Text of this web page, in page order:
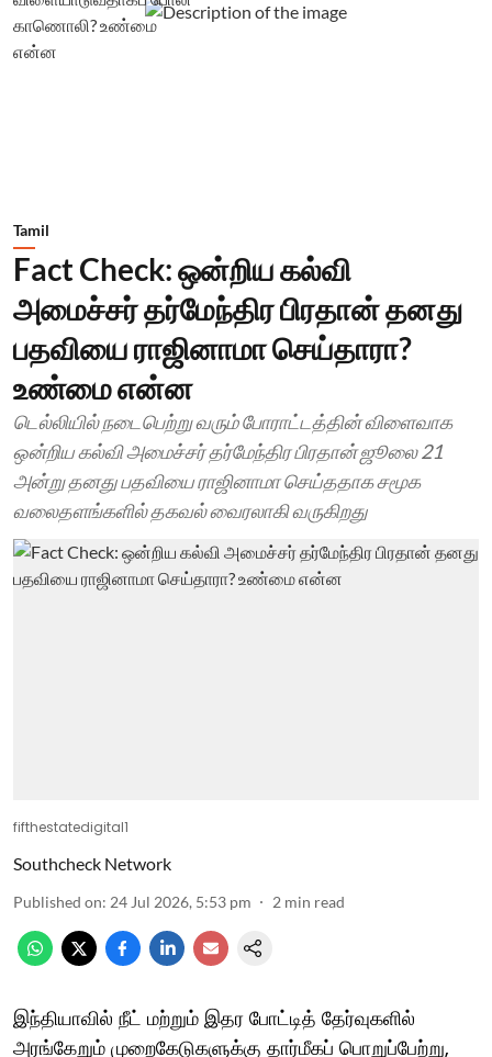
Tamil
Fact Check: ஒன்றிய கல்வி
அமைச்சர் தர்மேந்திர பிரதான் தனது
பதவியை ராஜினாமா செய்தாரா?
உண்மை என்ன
டெல்லியில் நடைபெற்று வரும் போராட்டத்தின் விளைவாக
ஒன்றிய கல்வி அமைச்சர் தர்மேந்திர பிரதான் ஜூலை 21
அன்று தனது பதவியை ராஜினாமா செய்ததாக சமூக
வலைதளங்களில் தகவல் வைரலாகி வருகிறது
fifthestatedigital1
Southcheck Network
Published on: 24 Jul 2026, 5:53 pm 2 min read
இந்தியாவில் நீட் மற்றும் இதர போட்டித் தேர்வுகளில்
அரங்கேறும் முறைகேடுகளுக்கு தார்மீகப் பொறுப்பேற்று,